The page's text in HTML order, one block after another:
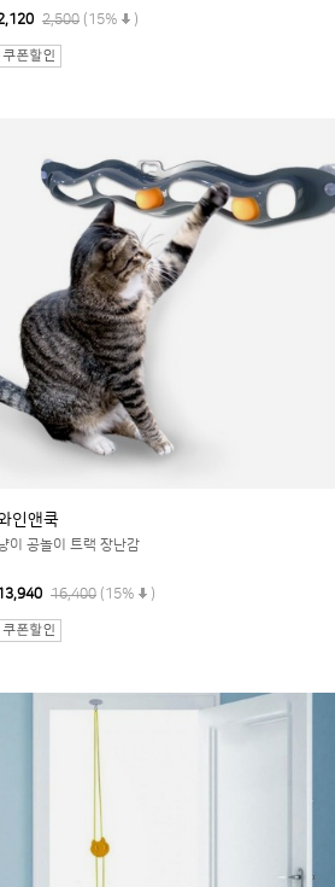
2,500 (15% )
인앤쿡
이 공놀이 트랙 장난감
16,400 (15% )